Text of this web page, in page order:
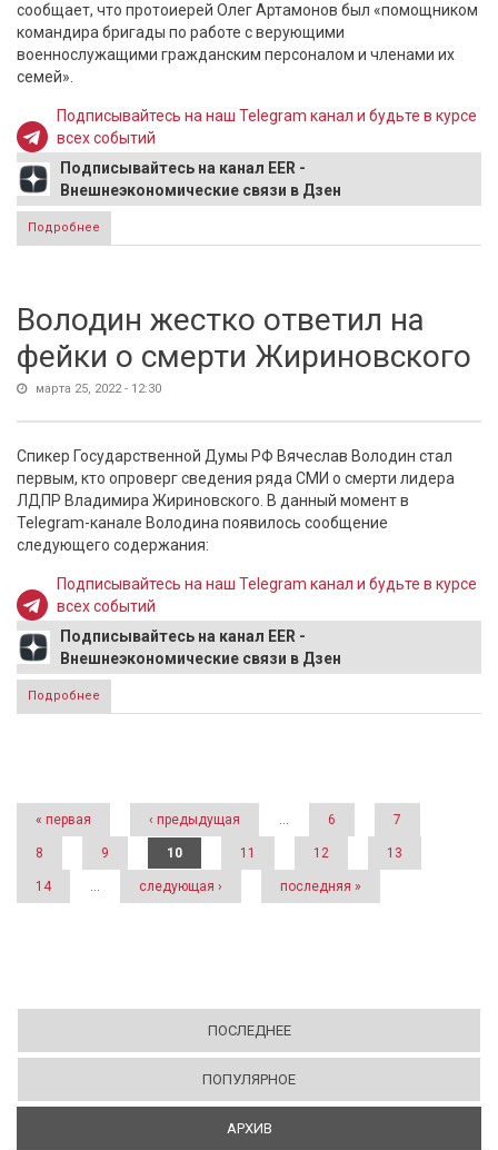
сообщает, что протоиерей Олег Артамонов был «помощником
командира бригады по работе с верующими
военнослужащими гражданским персоналом и членами их
семей».
Подписывайтесь на наш Telegram канал и будьте в курсе
всех событий
Подписывайтесь на канал EER -
Внешнеэкономические связи в Дзен
Подробнее
священник
Володин жестко ответил на
фейки о смерти Жириновского
марта 25, 2022 - 12:30
Спикер Государственной Думы РФ Вячеслав Володин стал
первым, кто опроверг сведения ряда СМИ о смерти лидера
ЛДПР Владимира Жириновского. В данный момент в
Telegram-канале Володина появилось сообщение
следующего содержания:
Подписывайтесь на наш Telegram канал и будьте в курсе
всех событий
Подписывайтесь на канал EER -
Внешнеэкономические связи в Дзен
Подробнее
Жириновского
Страницы
« первая ‹ предыдущая … 6 7
8 9 10 11 12 13
14 … следующая › последняя »
ПОСЛЕДНЕЕ
ПОПУЛЯРНОЕ
АРХИВ